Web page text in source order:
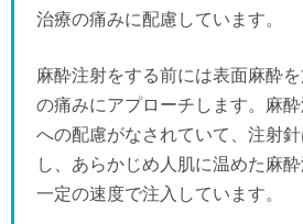
治療の痛みに配慮しています。
麻酔注射をする前には表面麻酔
の痛みにアプローチします。麻
への配慮がなされていて、注射
し、あらかじめ人肌に温めた麻
一定の速度で注入しています。